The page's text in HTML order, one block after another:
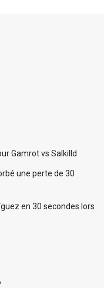
Gamrot vs Salkilld
une perte de 30
en 30 secondes lors